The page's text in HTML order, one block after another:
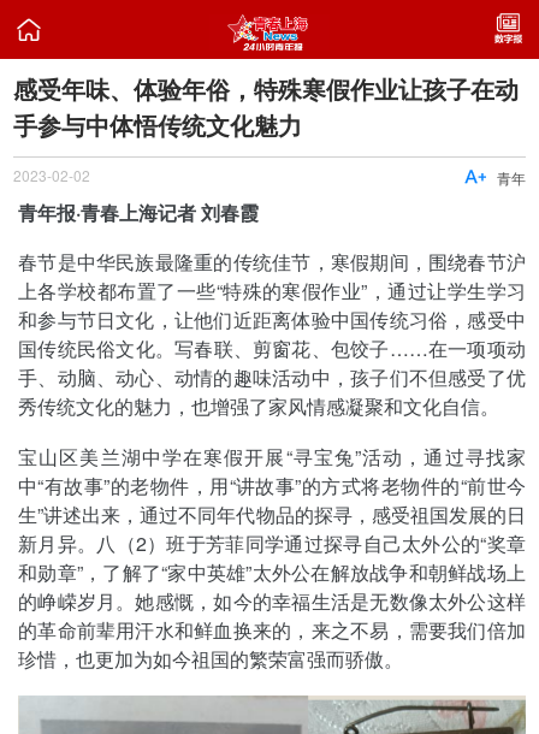

感受年味、体验年俗，特殊寒假作业让孩子在动
手参与中体悟传统文化魅力
2023-02-02 青年

青年报·青春上海记者 刘春霞
春节是中华民族最隆重的传统佳节，寒假期间，围绕春节沪
上各学校都布置了一些“特殊的寒假作业”，通过让学生学习
和参与节日文化，让他们近距离体验中国传统习俗，感受中
国传统民俗文化。写春联、剪窗花、包饺子……在一项项动
手、动脑、动心、动情的趣味活动中，孩子们不但感受了优
秀传统文化的魅力，也增强了家风情感凝聚和文化自信。
宝山区美兰湖中学在寒假开展“寻宝兔”活动，通过寻找家
中“有故事”的老物件，用“讲故事”的方式将老物件的“前世今
生”讲述出来，通过不同年代物品的探寻，感受祖国发展的日
新月异。八（2）班于芳菲同学通过探寻自己太外公的“奖章
和勋章”，了解了“家中英雄”太外公在解放战争和朝鲜战场上
的峥嵘岁月。她感慨，如今的幸福生活是无数像太外公这样
的革命前辈用汗水和鲜血换来的，来之不易，需要我们倍加
珍惜，也更加为如今祖国的繁荣富强而骄傲。